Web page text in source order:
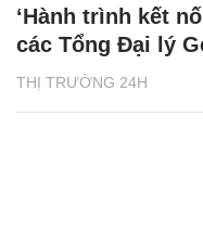
THỊ TRƯỜNG 24H
‘Hành trình kết
các Tổng Đại lý